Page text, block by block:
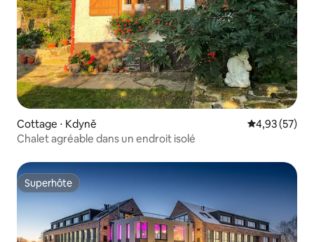
Cottage ⋅ Kdyně Évaluation
4,93 (57)
Chalet agréable dans un endroit isolé
Superhôte
Superhôte